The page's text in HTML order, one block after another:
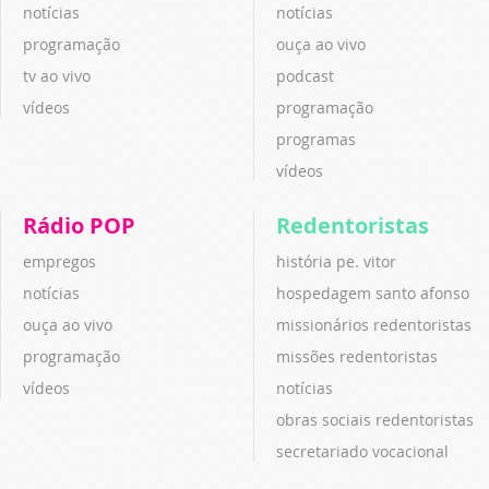
notícias
programação
tv ao vivo
vídeos
notícias
ouça ao vivo
podcast
programação
programas
vídeos
Rádio POP
empregos
notícias
ouça ao vivo
programação
vídeos
Redentoristas
história pe. vitor
hospedagem santo afonso
missionários redentoristas
missões redentoristas
notícias
obras sociais redentoristas
secretariado vocacional